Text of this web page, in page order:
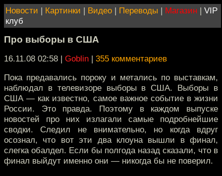
Новости | Картинки | Видео | Переводы | Магазин | VIP
клуб
Про выборы в США
16.11.08 02:58 | Goblin | 355 комментариев
Пока предавались пороку и метались по выставкам,
наблюдал в телевизоре выборы в США. Выборы в
США — как известно, самое важное событие в жизни
России. Это правда. Поэтому в каждом выпуске
новостей про них излагали самые подробнейшие
сводки. Следил не внимательно, но когда вдруг
осознал, что вот эти два клоуна вышли в финал,
слегка обалдел. Если бы полгода назад сказали, что в
финал выйдут именно они — никогда бы не поверил.